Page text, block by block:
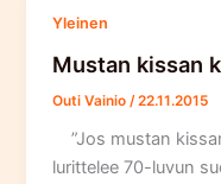
Yleinen
Mustan kissan
Outi Vainio /22.11.2015
”Jos mustan
lurittelee 70-luvun